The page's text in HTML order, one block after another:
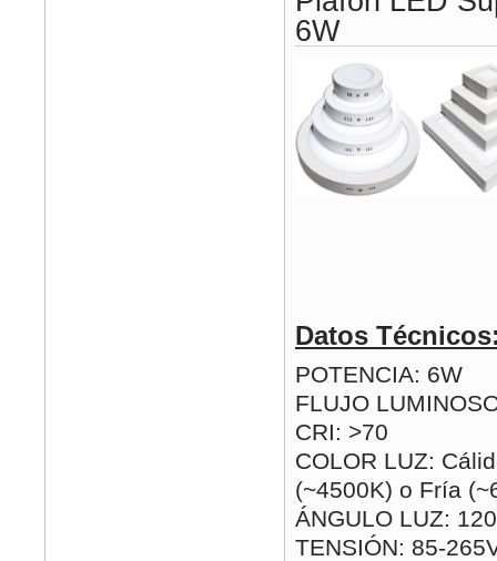
6W
Datos
POTENCIA: 6W
FLUJO
CRI: >70
COLOR LUZ:
(~4500K) o Fría
ÁNGULO LUZ:
TENSIÓN: 85-